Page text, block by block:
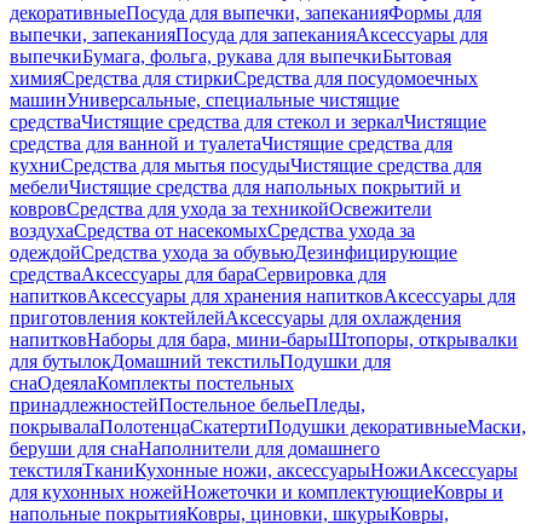
декоративныеПосуда для выпечки, запеканияФормы для
выпечки, запеканияПосуда для запеканияАксессуары для
выпечкиБумага, фольга, рукава для выпечкиБытовая
химияСредства для стиркиСредства для посудомоечных
машинУниверсальные, специальные чистящие
средстваЧистящие средства для стекол и зеркалЧистящие
средства для ванной и туалетаЧистящие средства для
кухниСредства для мытья посудыЧистящие средства для
мебелиЧистящие средства для напольных покрытий и
ковровСредства для ухода за техникойОсвежители
воздухаСредства от насекомыхСредства ухода за
одеждойСредства ухода за обувьюДезинфицирующие
средстваАксессуары для бараСервировка для
напитковАксессуары для хранения напитковАксессуары для
приготовления коктейлейАксессуары для охлаждения
напитковНаборы для бара, мини-барыШтопоры, открывалки
для бутылокДомашний текстильПодушки для
снаОдеялаКомплекты постельных
принадлежностейПостельное бельеПледы,
покрывалаПолотенцаСкатертиПодушки декоративныеМаски,
беруши для снаНаполнители для домашнего
текстиляТканиКухонные ножи, аксессуарыНожиАксессуары
для кухонных ножейНожеточки и комплектующиеКовры и
напольные покрытияКовры, циновки, шкурыКовры,